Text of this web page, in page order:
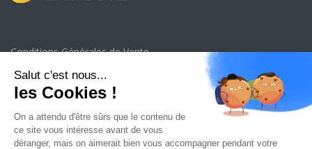
Conditions Générales de Vente
Politique de confidentialité
Mentions légales
Remboursements et Retours